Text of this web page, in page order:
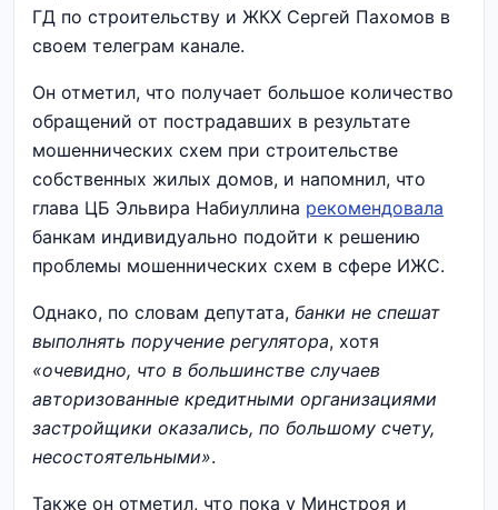
ГД по строительству и ЖКХ Сергей Пахомов в
своем телеграм канале.
Он отметил, что получает большое количество
обращений от пострадавших в результате
мошеннических схем при строительстве
собственных жилых домов, и напомнил, что
глава ЦБ Эльвира Набиуллина рекомендовала
банкам индивидуально подойти к решению
проблемы мошеннических схем в сфере ИЖС.
Однако, по словам депутата, банки не спешат
выполнять поручение регулятора, хотя
«очевидно, что в большинстве случаев
авторизованные кредитными организациями
застройщики оказались, по большому счету,
несостоятельными».
Также он отметил, что пока у Минстроя и